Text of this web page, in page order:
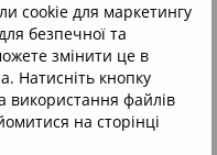
cookie для маркетингу
безпечної та
змінити це в
Натисніть кнопку
використання файлів
на сторінці
Відгуки